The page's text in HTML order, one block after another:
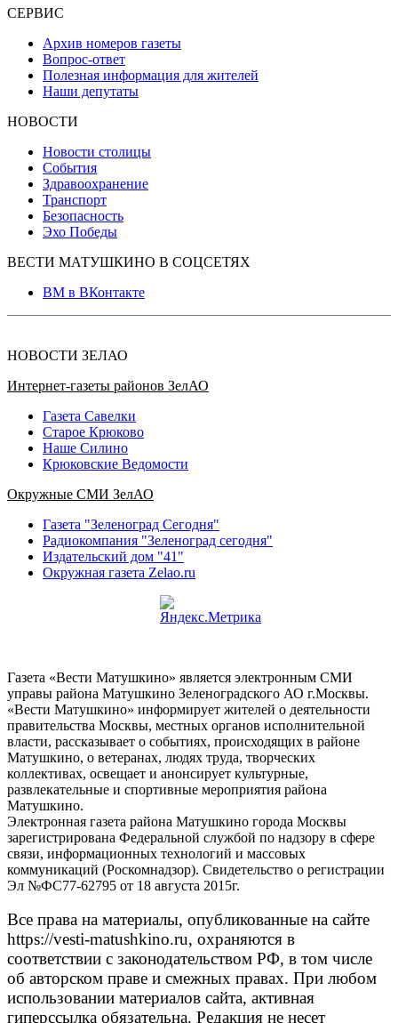
СЕРВИС
Архив номеров газеты
Вопрос-ответ
Полезная информация для жителей
Наши депутаты
НОВОСТИ
Новости столицы
События
Здравоохранение
Транспорт
Безопасность
Эхо Победы
ВЕСТИ МАТУШКИНО В СОЦСЕТЯХ
ВМ в ВКонтакте
НОВОСТИ ЗЕЛАО
Интернет-газеты районов ЗелАО
Газета Савелки
Старое Крюково
Наше Силино
Крюковские Ведомости
Окружные СМИ ЗелАО
Газета "Зеленоград Сегодня"
Радиокомпания "Зеленоград сегодня"
Издательский дом "41"
Окружная газета Zelao.ru
Газета «Вести Матушкино» является электронным СМИ
управы района Матушкино Зеленоградского АО г.Москвы.
«Вести Матушкино» информирует жителей о деятельности
правительства Москвы, местных органов исполнительной
власти, рассказывает о событиях, происходящих в районе
Матушкино, о ветеранах, людях труда, творческих
коллективах, освещает и анонсирует культурные,
развлекательные и спортивные мероприятия района
Матушкино.
Электронная газета района Матушкино города Москвы
зарегистрирована Федеральной службой по надзору в сфере
связи, информационных технологий и массовых
коммуникаций (Роскомнадзор). Свидетельство о регистрации
Эл №ФС77-62795 от 18 августа 2015г.
Все права на материалы, опубликованные на сайте
https://vesti-matushkino.ru, охраняются в
соответствии с законодательством РФ, в том числе
об авторском праве и смежных правах. При любом
использовании материалов сайта, активная
гиперссылка обязательна. Редакция не несет